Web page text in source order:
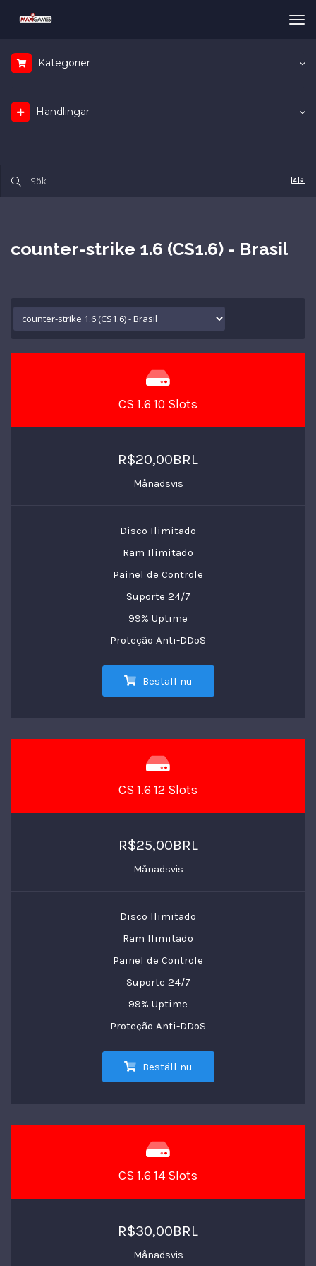
Kategorier
Handlingar
counter-strike 1.6 (CS1.6) - Brasil
CS 1.6 10 Slots
R$20,00BRL
Månadsvis
Disco Ilimitado
Ram Ilimitado
Painel de Controle
Suporte 24/7
99% Uptime
Proteção Anti-DDoS
Beställ nu
CS 1.6 12 Slots
R$25,00BRL
Månadsvis
Disco Ilimitado
Ram Ilimitado
Painel de Controle
Suporte 24/7
99% Uptime
Proteção Anti-DDoS
Beställ nu
CS 1.6 14 Slots
R$30,00BRL
Månadsvis